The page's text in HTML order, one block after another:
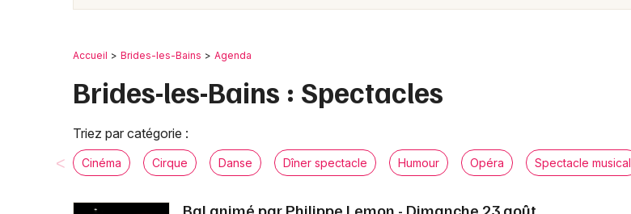
Sorties famille
Mulhouse
Nice
Strasbourg
Toulouse
Accueil Brides-les-Bains Agenda
Brides-les-Bains : Spectacles
Triez par catégorie :
Cinéma Cirque Danse Dîner spectacle Humour Opéra Spectacle musical